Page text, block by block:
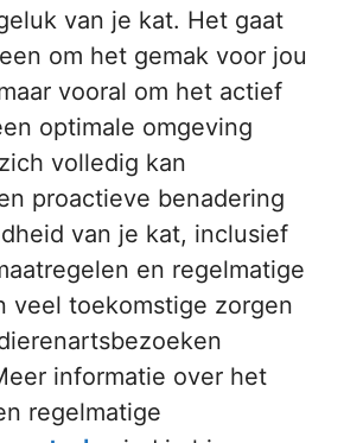
van je kat. Het gaat
om het gemak voor jou
vooral om het actief
optimale omgeving
volledig kan
proactieve benadering
van je kat, inclusief
en regelmatige
veel toekomstige zorgen
informatie over het
regelmatige